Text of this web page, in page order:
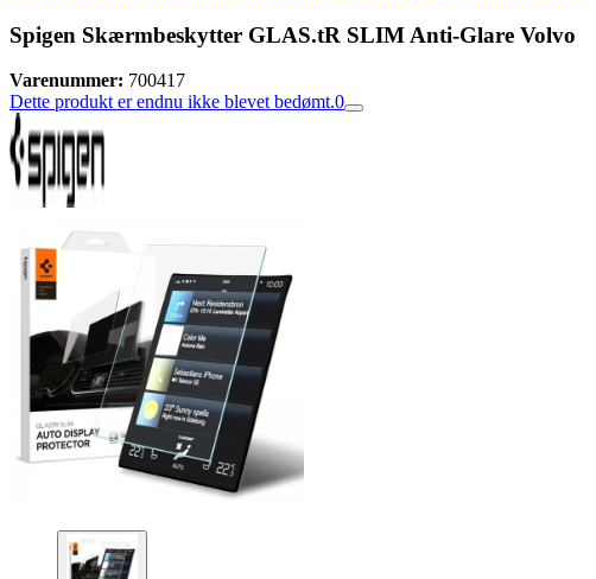
Spigen Skærmbeskytter GLAS.tR SLIM Anti-Glare Volvo
Varenummer: 700417
Dette produkt er endnu ikke blevet bedømt.0